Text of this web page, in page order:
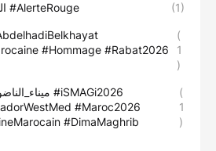
#المغرب #حالة_الطقس #AlerteRouge (1)
#Hommage #Rabat2026
(
1
)
#DimaMaghrib
(
1
)